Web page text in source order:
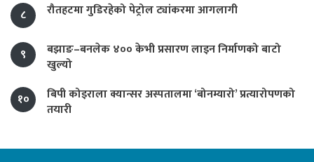
८ रौतहटमा गुडिरहेको पेट्रोल ट्यांकरमा आगलागी
९
बझाङ–बनलेक ४०० केभी प्रसारण लाइन निर्माणको बाटो
खुल्यो
१०
बिपी कोइराला क्यान्सर अस्पतालमा ‘बोनम्यारो’ प्रत्यारोपणको
तयारी